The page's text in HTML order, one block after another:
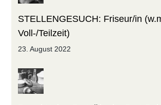
STELLENGESUCH: Friseur/in
Voll-/Teilzeit)
23. August 2022